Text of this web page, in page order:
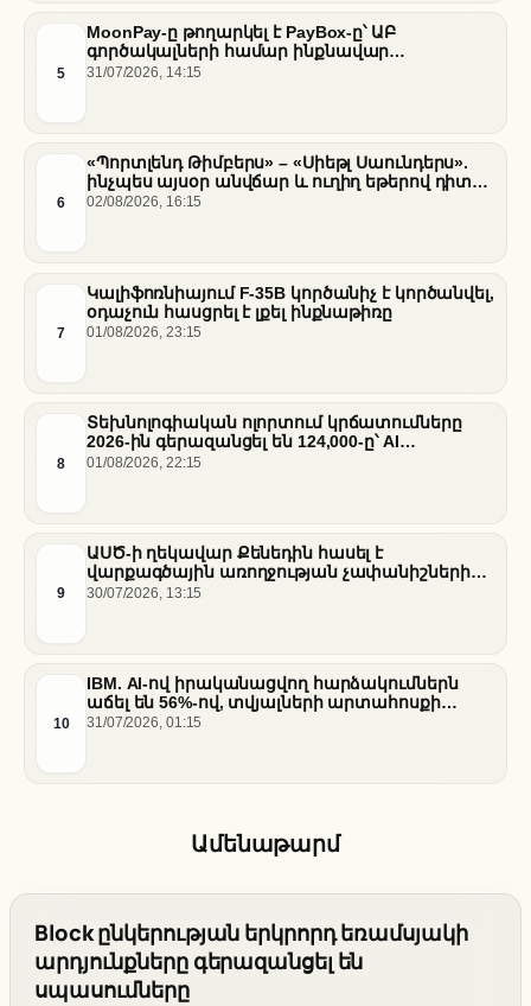
5
MoonPay-ը թողարկել է PayBox-ը՝ ԱԲ
գործակալների համար ինքնավար
ֆինանսական գործարքներ ապահովելու
31/07/2026, 14:15
6
«Պորտլենդ Թիմբերս» – «Սիեթլ Սաունդերս».
ինչպես այսօր անվճար և ուղիղ եթերով դիտել
հանդիպումը
02/08/2026, 16:15
7
Կալիֆոռնիայում F-35B կործանիչ է կործանվել,
օդաչուն հասցրել է լքել ինքնաթիռը
01/08/2026, 23:15
8
Տեխնոլոգիական ոլորտում կրճատումները
2026-ին գերազանցել են 124,000-ը՝ AI
ենթակառուցվածքների վերաբաշխման ֆոնին
01/08/2026, 22:15
9
ԱՍԾ-ի ղեկավար Քենեդին հասել է
վարքագծային առողջության չափանիշների
բարելավման շուրջ ազգային
30/07/2026, 13:15
10
IBM. AI-ով իրականացվող հարձակումներն
աճել են 56%-ով, տվյալների արտահոսքի
ծախսերը հասել են ռեկորդային մակարդակի
31/07/2026, 01:15
Ամենաթարմ
Block ընկերության երկրորդ եռամսյակի
արդյունքները գերազանցել են
սպասումները